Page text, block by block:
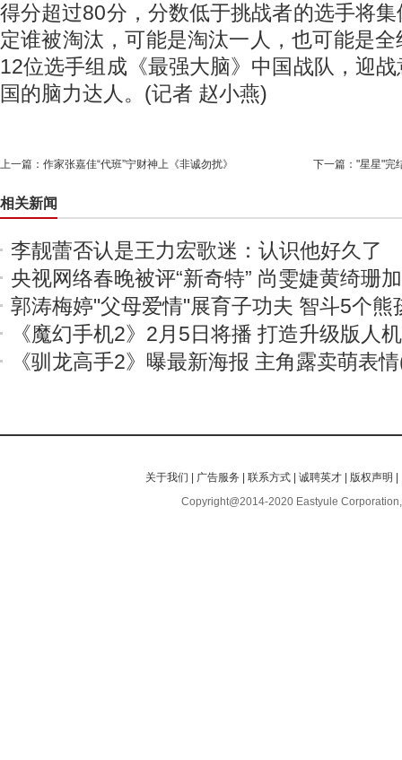
得分超过80分，分数低于挑战者的选手将
定谁被淘汰，可能是淘汰一人，也可能是
12位选手组成《最强大脑》中国战队，迎
国的脑力达人。(记者 赵小燕)
上一篇： 作家张嘉佳“代班”宁财神上《非诚勿扰》 下一篇： "星星"完
相关新闻
李靓蕾否认是王力宏歌迷：认识他好久了
央视网络春晚被评“新奇特” 尚雯婕黄绮珊
郭涛梅婷"父母爱情"展育子功夫 智斗5个熊
《魔幻手机2》2月5日将播 打造升级版人
《驯龙高手2》曝最新海报 主角露卖萌表
关于我们 广告服务 |联系方式 |诚聘英才 版权声明
Copyright@2014-2020 Eastyule